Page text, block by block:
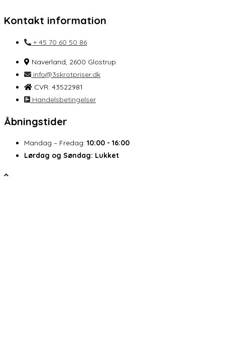
Kontakt information
+ 45 70 60 50 86
Naverland, 2600 Glostrup
info@3skrotpriser.dk
CVR: 43522981
Handelsbetingelser
Åbningstider
Mandag – Fredag: 10:00 - 16:00
Lørdag og Søndag: Lukket